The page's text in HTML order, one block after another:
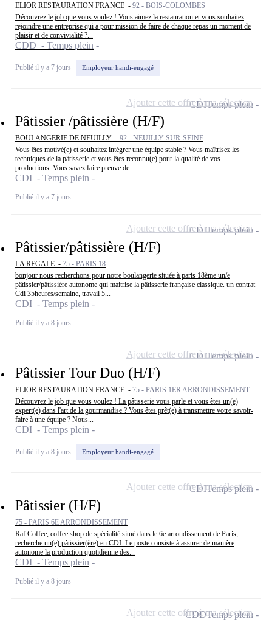
ELIOR RESTAURATION FRANCE - 92 - BOIS-COLOMBES
Découvrez le job que vous voulez ! Vous aimez la restauration et vous souhaitez
rejoindre une entreprise qui a pour mission de faire de chaque repas un moment de
plaisir et de convivialité ?...
CDD - Temps plein
Publié il y a 7 jours Employeur handi-engagé
Pâtissier /pâtissière (H/F)
BOULANGERIE DE NEUILLY - 92 - NEUILLY-SUR-SEINE
Vous êtes motivé(e) et souhaitez intégrer une équipe stable ? Vous maîtrisez les
techniques de la pâtisserie et vous êtes reconnu(e) pour la qualité de vos
productions. Vous savez faire preuve de...
CDI - Temps plein
Publié il y a 7 jours
CDITemps plein
Ajouter cette offre à ma sélection
Pâtissier/pâtissière (H/F)
LA REGALE - 75 - PARIS 18
bonjour nous recherchons pour notre boulangerie située à paris 18ème un/e
pâtissier/pâtissière autonome qui maitrise la pâtisserie française classique. un contrat
Cdi 35heures/semaine, travail 5...
CDI - Temps plein
Publié il y a 8 jours
CDITemps plein
Ajouter cette offre à ma sélection
Pâtissier Tour Duo (H/F)
ELIOR RESTAURATION FRANCE - 75 - PARIS 1ER ARRONDISSEMENT
Découvrez le job que vous voulez ! La pâtisserie vous parle et vous êtes un(e)
expert(e) dans l'art de la gourmandise ? Vous êtes prêt(e) à transmettre votre savoir-
faire à une équipe ? Nous...
CDI - Temps plein
Publié il y a 8 jours Employeur handi-engagé
CDITemps plein
Ajouter cette offre à ma sélection
Pâtissier (H/F)
75 - PARIS 6E ARRONDISSEMENT
Raf Coffee, coffee shop de spécialité situé dans le 6e arrondissement de Paris,
recherche un(e) pâtissier(ère) en CDI. Le poste consiste à assurer de manière
autonome la production quotidienne des...
CDI - Temps plein
Publié il y a 8 jours
CDITemps plein
Ajouter cette offre à ma sélection
CDDTemps plein
Ajouter cette offre à ma sélection